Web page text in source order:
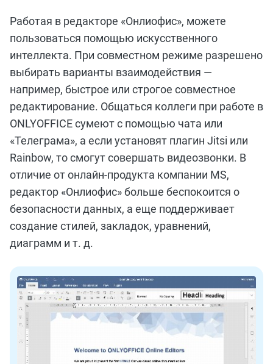
Работая в редакторе «Онлиофис», можете
пользоваться помощью искусственного
интеллекта. При совместном режиме разрешено
выбирать варианты взаимодействия —
например, быстрое или строгое совместное
редактирование. Общаться коллеги при работе в
ONLYOFFICE сумеют с помощью чата или
«Телеграма», а если установят плагин Jitsi или
Rainbow, то смогут совершать видеозвонки. В
отличие от онлайн-продукта компании MS,
редактор «Онлиофис» больше беспокоится о
безопасности данных, а еще поддерживает
создание стилей, закладок, уравнений,
диаграмм и т. д.